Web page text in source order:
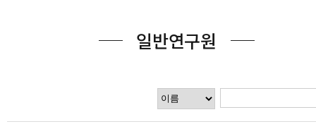
일반연구원